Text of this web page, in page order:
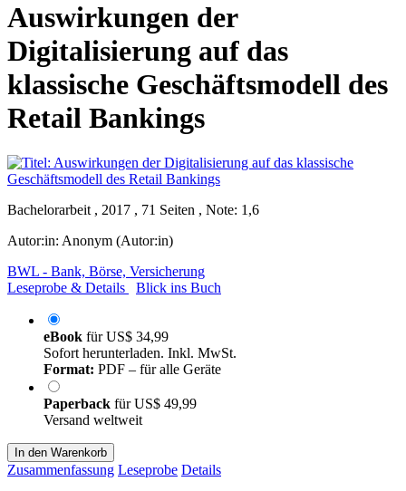
Auswirkungen der
Digitalisierung auf das
klassische Geschäftsmodell des
Retail Bankings
Bachelorarbeit , 2017 , 71 Seiten , Note: 1,6
Autor:in: Anonym (Autor:in)
BWL - Bank, Börse, Versicherung
Leseprobe & Details
Blick ins Buch
eBook fürUS$ 34,99
Sofort herunterladen. Inkl. MwSt.
Format: PDF – für alle Geräte
Paperback fürUS$ 49,99
Versand weltweit
In den Warenkorb
Zusammenfassung Leseprobe Details